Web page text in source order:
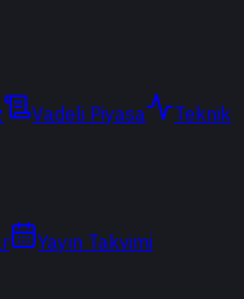
Vadeli Piyasa
Teknik
Yayın Takvimi